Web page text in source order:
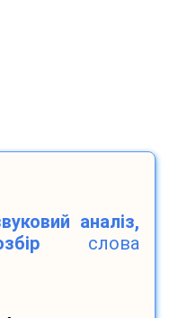
аналіз,
слова